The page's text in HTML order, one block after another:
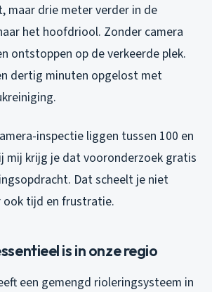
maar drie meter verder in de
het hoofdriool. Zonder camera
ontstoppen op de verkeerde plek.
dertig minuten opgelost met
inspectie liggen tussen 100 en
mij krijg je dat vooronderzoek gratis
Dat scheelt je niet
ook tijd en frustratie.
is in onze regio
een gemengd rioleringsysteem in